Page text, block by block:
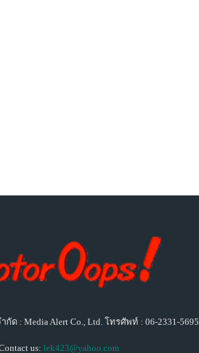
กัด : Media Alert Co., Ltd. โทรศัพท์ : 06-2331-5695
us: lek423@yahoo.com